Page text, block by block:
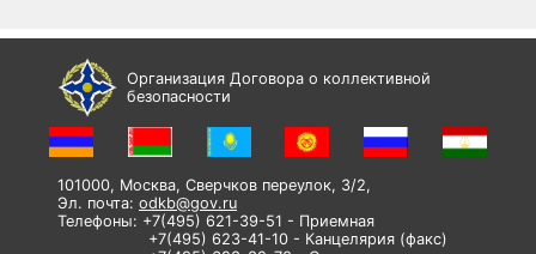
Организация Договора о коллективной
безопасности
101000, Москва, Сверчков переулок, 3/2,
Эл. почта: odkb@gov.ru
Телефоны: +7(495) 621-39-51 - Приемная
+7(495) 623-41-10 - Канцелярия (факс)